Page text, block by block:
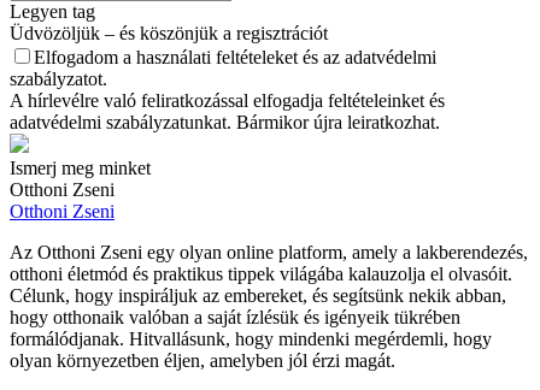
Legyen tag
Üdvözöljük – és köszönjük a regisztrációt
Elfogadom a használati feltételeket és az adatvédelmi
szabályzatot.
A hírlevélre való feliratkozással elfogadja feltételeinket és
adatvédelmi szabályzatunkat. Bármikor újra leiratkozhat.
Ismerj meg minket
Otthoni Zseni
Otthoni Zseni
Az Otthoni Zseni egy olyan online platform, amely a lakberendezés,
otthoni életmód és praktikus tippek világába kalauzolja el olvasóit.
Célunk, hogy inspiráljuk az embereket, és segítsünk nekik abban,
hogy otthonaik valóban a saját ízlésük és igényeik tükrében
formálódjanak. Hitvallásunk, hogy mindenki megérdemli, hogy
olyan környezetben éljen, amelyben jól érzi magát.